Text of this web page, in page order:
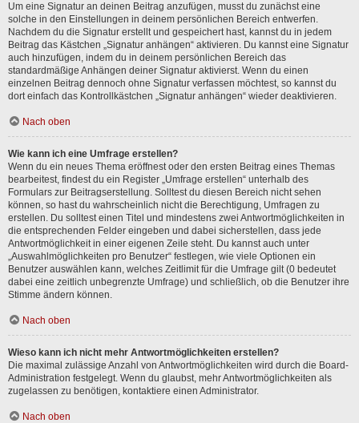
Um eine Signatur an deinen Beitrag anzufügen, musst du zunächst eine
solche in den Einstellungen in deinem persönlichen Bereich entwerfen.
Nachdem du die Signatur erstellt und gespeichert hast, kannst du in jedem
Beitrag das Kästchen „Signatur anhängen“ aktivieren. Du kannst eine Signatur
auch hinzufügen, indem du in deinem persönlichen Bereich das
standardmäßige Anhängen deiner Signatur aktivierst. Wenn du einen
einzelnen Beitrag dennoch ohne Signatur verfassen möchtest, so kannst du
dort einfach das Kontrollkästchen „Signatur anhängen“ wieder deaktivieren.
Nach oben
Wie kann ich eine Umfrage erstellen?
Wenn du ein neues Thema eröffnest oder den ersten Beitrag eines Themas
bearbeitest, findest du ein Register „Umfrage erstellen“ unterhalb des
Formulars zur Beitragserstellung. Solltest du diesen Bereich nicht sehen
können, so hast du wahrscheinlich nicht die Berechtigung, Umfragen zu
erstellen. Du solltest einen Titel und mindestens zwei Antwortmöglichkeiten in
die entsprechenden Felder eingeben und dabei sicherstellen, dass jede
Antwortmöglichkeit in einer eigenen Zeile steht. Du kannst auch unter
„Auswahlmöglichkeiten pro Benutzer“ festlegen, wie viele Optionen ein
Benutzer auswählen kann, welches Zeitlimit für die Umfrage gilt (0 bedeutet
dabei eine zeitlich unbegrenzte Umfrage) und schließlich, ob die Benutzer ihre
Stimme ändern können.
Nach oben
Wieso kann ich nicht mehr Antwortmöglichkeiten erstellen?
Die maximal zulässige Anzahl von Antwortmöglichkeiten wird durch die Board-
Administration festgelegt. Wenn du glaubst, mehr Antwortmöglichkeiten als
zugelassen zu benötigen, kontaktiere einen Administrator.
Nach oben